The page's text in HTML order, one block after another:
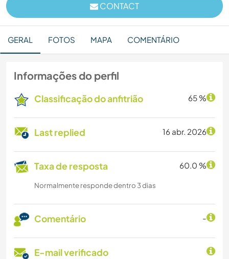
CONTACT
GERAL FOTOS MAPA COMENTÁRIO
Informações do perfil
Classificação do anfitrião 65 %
Last replied 16 abr. 2026
Taxa de resposta 60.0 %
Normalmente responde dentro 3 dias
Comentário -
E-mail verificado